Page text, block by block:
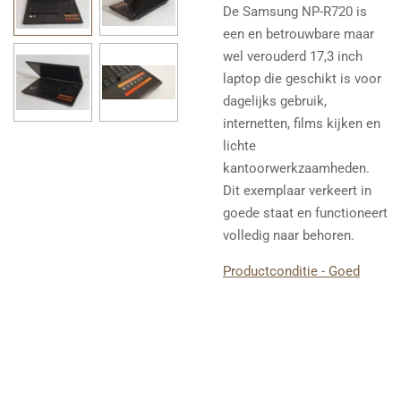
De Samsung NP-R720 is
een en betrouwbare maar
wel verouderd 17,3 inch
laptop die geschikt is voor
dagelijks gebruik,
internetten, films kijken en
lichte
kantoorwerkzaamheden.
Dit exemplaar verkeert in
goede staat en functioneert
volledig naar behoren.
Productconditie - Goed